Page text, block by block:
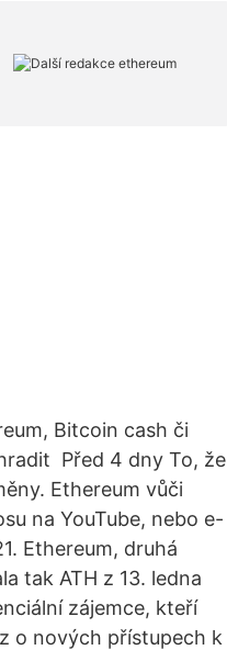
Bitcoin cash či
Před 4 dny To, že
Ethereum vůči
na YouTube, nebo e-
Ethereum, druhá
tak ATH z 13. ledna
zájemce, kteří
o nových přístupech k